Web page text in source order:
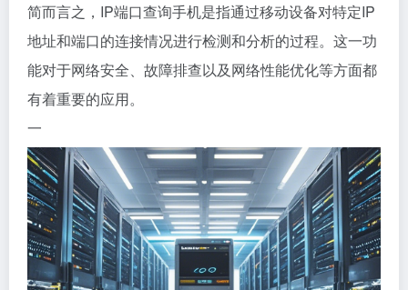
简而言之，IP端口查询手机是指通过移动设备对特定IP
地址和端口的连接情况进行检测和分析的过程。这一功
能对于网络安全、故障排查以及网络性能优化等方面都
有着重要的应用。
一